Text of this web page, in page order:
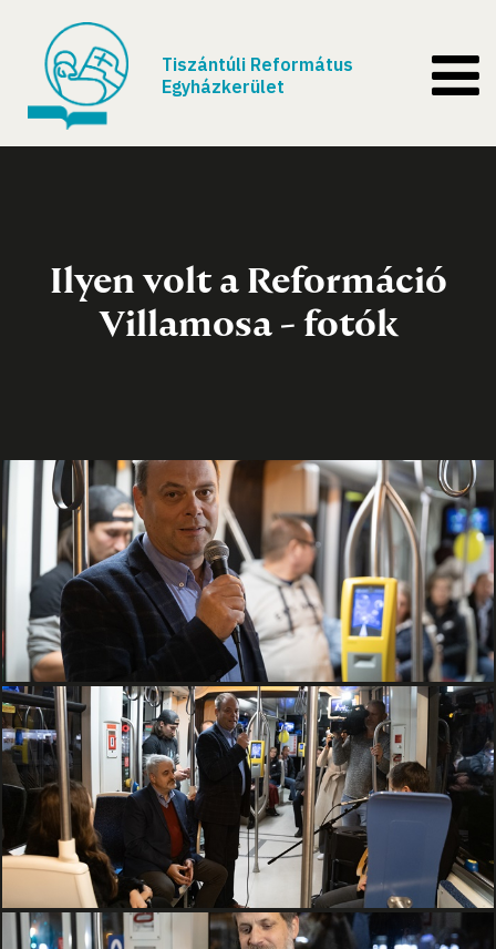
Tiszántúli Református
Egyházkerület
Ilyen volt a Reformáció
Villamosa - fotók